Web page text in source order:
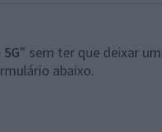
” sem ter que deixar um
abaixo.